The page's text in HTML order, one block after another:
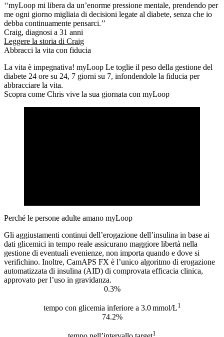
‘‘myLoop mi libera da un’enorme pressione mentale, prendendo per
me ogni giorno migliaia di decisioni legate al diabete, senza che io
debba continuamente pensarci.’’
Craig, diagnosi a 31 anni
Leggere la storia di Craig
Abbracci la vita con fiducia
La vita è impegnativa! myLoop Le toglie il peso della gestione del
diabete 24 ore su 24, 7 giorni su 7, infondendole la fiducia per
abbracciare la vita.
Scopra come Chris vive la sua giornata con myLoop
Perché le persone adulte amano myLoop
Gli aggiustamenti continui dell’erogazione dell’insulina in base ai
dati glicemici in tempo reale assicurano maggiore libertà nella
gestione di eventuali evenienze, non importa quando e dove si
verifichino. Inoltre, CamAPS FX è l’unico algoritmo di erogazione
automatizzata di insulina (AID) di comprovata efficacia clinica,
approvato per l’uso in gravidanza.
0.3%
tempo con glicemia inferiore a 3.0 mmol/L1
74.2%
1